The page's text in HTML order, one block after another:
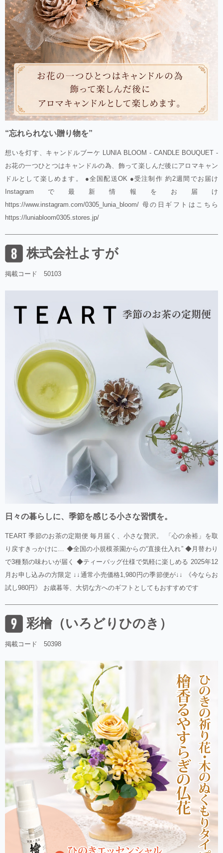
“忘れられない贈り物を”
想いを灯す、キャンドルブーケ LUNIA BLOOM - CANDLE BOUQUET -
お花の一つひとつはキャンドルの為、飾って楽しんだ後にアロマキャン
ドルとして楽しめます。 ●全国配送OK ●受注制作 約2週間でお届け
Instagramで最新情報をお届け
https://www.instagram.com/0305_lunia_bloom/ 母の日ギフトはこちら
https://luniabloom0305.stores.jp/
株式会社よすが
掲載コード 50103
日々の暮らしに、季節を感じる小さな習慣を。
TEART 季節のお茶の定期便 毎月届く、小さな贅沢。 「心の余裕」を取
り戻すきっかけに… ◆全国の小規模茶園からの“直接仕入れ” ◆月替わり
で3種類の味わいが届く ◆ティーバッグ仕様で気軽に楽しめる 2025年12
月お申し込みの方限定 ↓↓通常小売価格1,980円の季節便が↓↓ 《今ならお
試し980円》 お歳暮等、大切な方へのギフトとしてもおすすめです
彩檜（いろどりひのき）
掲載コード 50398